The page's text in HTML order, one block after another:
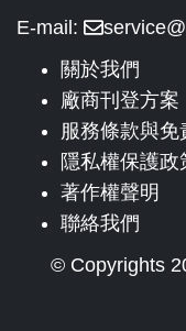
E-mail:
關於我們
廠商刊登方案
服務條款與免
隱私權保護政
著作權聲明
聯絡我們
© Copyrights